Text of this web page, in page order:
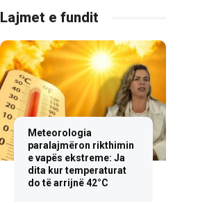
Lajmet e fundit
Meteorologia
paralajmëron rikthimin
e vapës ekstreme: Ja
dita kur temperaturat
do të arrijnë 42°C